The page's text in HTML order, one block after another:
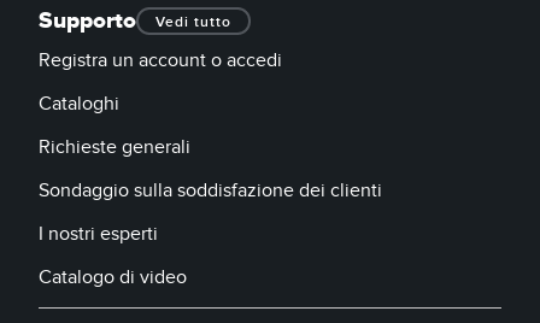
Supporto Vedi tutto
Registra un account o accedi
Cataloghi
Richieste generali
Sondaggio sulla soddisfazione dei clienti
I nostri esperti
Catalogo di video